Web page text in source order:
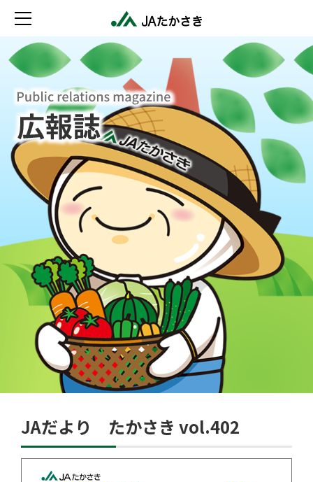
JAだより たかさき vol.402